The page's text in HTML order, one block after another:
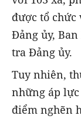
được tổ chức
Đảng ủy,
tra Đảng ủy.
Tuy nhiên,
những áp
điểm nghẽn